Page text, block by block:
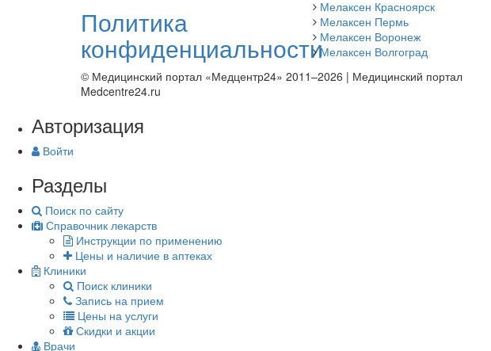
Политика
конфиденциальности
Мелаксен Красноярск
Мелаксен Пермь
Мелаксен Воронеж
Мелаксен Волгоград
© Медицинский портал «Медцентр24» 2011–2026 | Медицинский портал
Medcentre24.ru
Авторизация
Войти
Разделы
Поиск по сайту
Справочник лекарств
Инструкции по применению
Цены и наличие в аптеках
Клиники
Поиск клиники
Запись на прием
Цены на услуги
Скидки и акции
Врачи